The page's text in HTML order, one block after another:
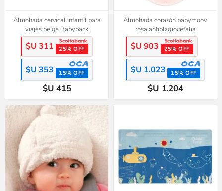
Almohada cervical infantil para
viajes beige Babypack
$U 311 25% OFF
$U 353 15% OFF
$U 415
Almohada corazón babymoov
rosa antiplagiocefalia
$U 903 25% OFF
$U 1.023 15% OFF
$U 1.204